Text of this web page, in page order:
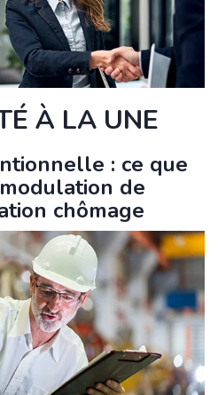
À LA UNE
: ce que
de
chômage